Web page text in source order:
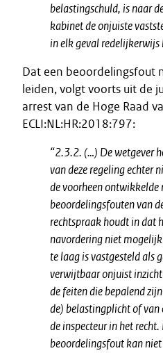
belastingschuld, is naar
kabinet de onjuiste
in elk geval redelijkerwijs
Dat een beoordelingsfout
leiden, volgt voorts uit de
arrest van de Hoge Raad
ECLI:NL:HR:2018:797:
“2.3.2. (…) De wetgever
van deze regeling echter
de voorheen ontwikkelde
beoordelingsfouten van
rechtspraak houdt in dat
navordering niet
te laag is vastgesteld als
verwijtbaar onjuist
de feiten die bepalend
de) belastingplicht of van
de inspecteur in het
beoordelingsfout kan